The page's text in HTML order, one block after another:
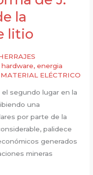
la
litio
hardware,energia
MATERIAL ELÉCTRICO
segundo lugar en la
una
por parte de la
palidece
generados
mineras